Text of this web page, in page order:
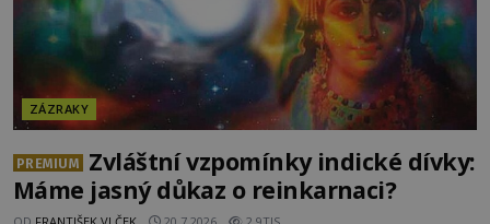
ZÁZRAKY
PREMIUM
Zvláštní vzpomínky indické dívky:
Máme jasný důkaz o reinkarnaci?